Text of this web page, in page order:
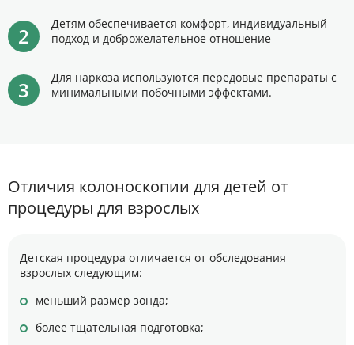
Детям обеспечивается комфорт, индивидуальный
подход и доброжелательное отношение
Для наркоза используются передовые препараты с
минимальными побочными эффектами.
Отличия колоноскопии для детей от
процедуры для взрослых
Детская процедура отличается от обследования
взрослых следующим:
меньший размер зонда;
более тщательная подготовка;